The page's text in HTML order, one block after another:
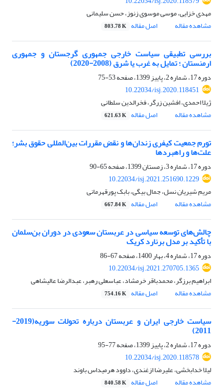
مهدی خزایی، موسی موسوی زنوز، حسن سلیمانی
مشاهده مقاله
اصل مقاله 803.78 K
بررسی تطبیقی سیاست خارجی جمهوری گرجستان و جمهوری
ارمنستان ؛ تمایل به غرب یا شرق (2008-2020)
دوره 17، شماره 2، پاییز 1399، صفحه
53-75
10.22034/isj.2020.118451
ژیلا احمدی، افشین زرگر، فخرالدین سلطانی
مشاهده مقاله
اصل مقاله 621.63 K
تورم جمعیت کیفری زندان‌ها و نقض مقررات بین‌المللی حقوق بشر؛
علت‌ها و راهبردها
دوره 17، شماره 3، زمستان 1399، صفحه
65-90
10.22034/isj.2021.251690.1229
مریم شیریان نسل، جمال بیگی، بابک پورقهرمانی
مشاهده مقاله
اصل مقاله 667.84 K
چالش‌های توسعه سیاسی در عربستان سعودی در دوران بن‌سلمان
با تأکید بر مدل برنارد کریک
دوره 17، شماره 4، بهار 1400، صفحه
67-86
10.22034/isj.2021.270705.1365
ابراهیم برزگر، محمدباقر خرمشاد، عباسعلی رهبر، عبدالرضا عالیشاهی
مشاهده مقاله
اصل مقاله 754.16 K
سیاست خارجی ایران و عربستان درباره تحولات سوریه(2019-
2011)
دوره 17، شماره 2، پاییز 1399، صفحه
77-95
10.22034/isj.2020.118578
لیلا خدابخشی، علیرضا ازغندی، داوود هرمیداس باوند
مشاهده مقاله
اصل مقاله 840.58 K